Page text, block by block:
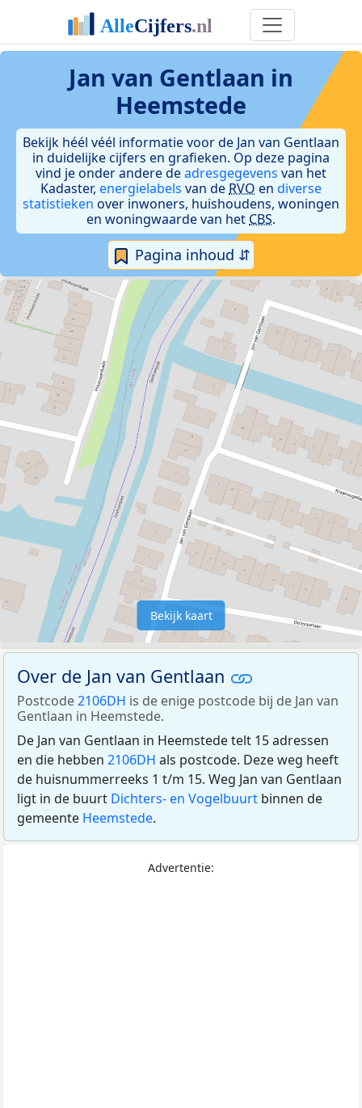
Jan van Gentlaan in
Heemstede
Bekijk héél véél informatie voor de Jan van Gentlaan
in duidelijke cijfers en grafieken. Op deze pagina
vind je onder andere deadresgegevens van het
Kadaster, energielabels van de RVO en diverse
statistieken over inwoners, huishoudens, woningen
en woningwaarde van het CBS.
Pagina inhoud ⇵
Bekijk kaart
Over de Jan van Gentlaan
Postcode2106DH is de enige postcode bij de Jan van
Gentlaan in Heemstede.
De Jan van Gentlaan in Heemstede telt 15 adressen
en die hebben 2106DH als postcode. Deze weg heeft
de huisnummerreeks 1 t/m 15. Weg Jan van Gentlaan
ligt in de buurt Dichters- en Vogelbuurt binnen de
gemeente Heemstede.
Advertentie: